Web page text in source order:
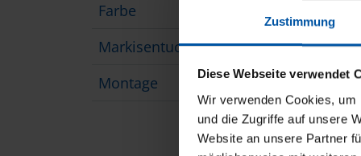
Zustimmung
Diese Webseite verwendet
Wir verwenden Cookies,
und die Zugriffe auf unsere
Website an unsere Partner
Farbe
Markisentuch
Montage
über